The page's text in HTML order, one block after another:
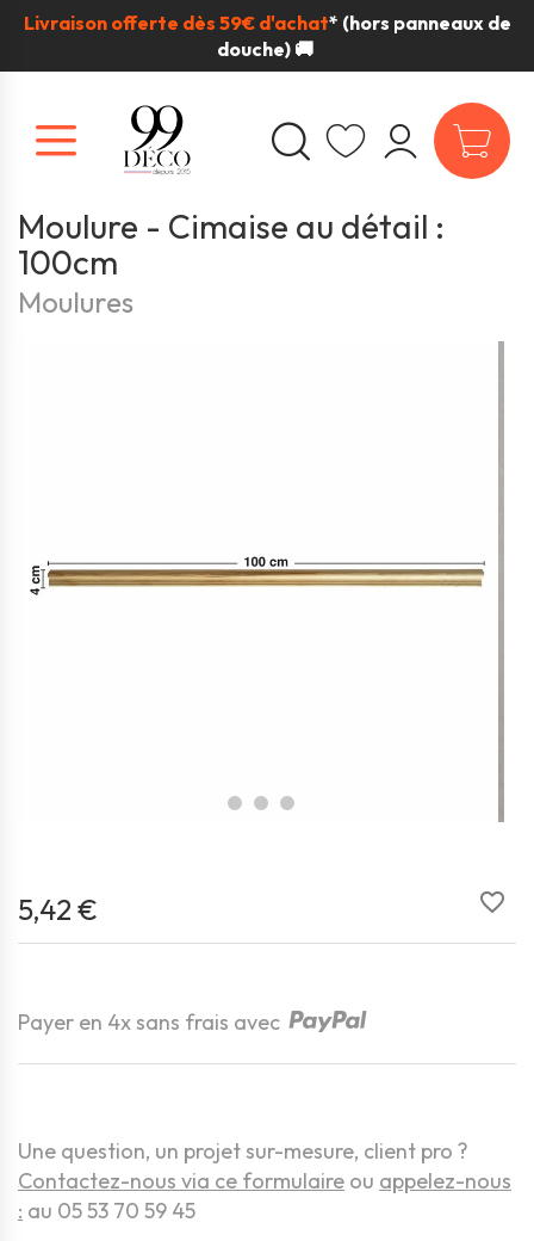
Livraison offerte dès 59€ d'achat* (hors panneaux de
douche) 🚚
Moulure - Cimaise au détail :
100cm
Moulures
favorite_border
5,42 €
Payer en 4x sans frais avec
Une question, un projet sur-mesure, client pro ?
Contactez-nous via ce formulaire ou appelez-nous
: au 05 53 70 59 45